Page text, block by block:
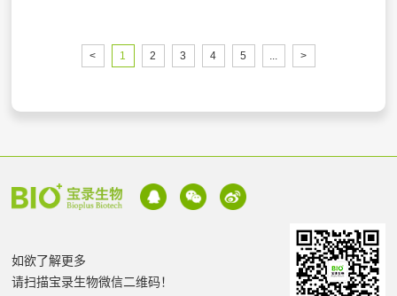
< 1 2 3 4 5 >
如欲了解更多
请扫描宝录生物微信二维码！